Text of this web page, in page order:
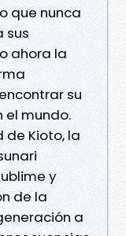
que nunca
sus
ahora la
su
el mundo.
Kioto, la
y
de la
a